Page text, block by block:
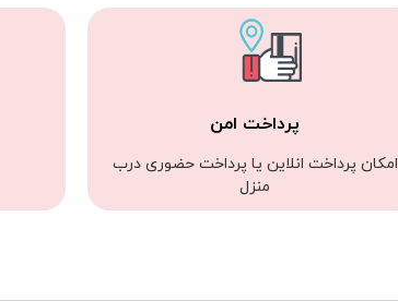
پرداخت امن
امکان پرداخت انلاین یا پرداخت حضوری درب
منزل